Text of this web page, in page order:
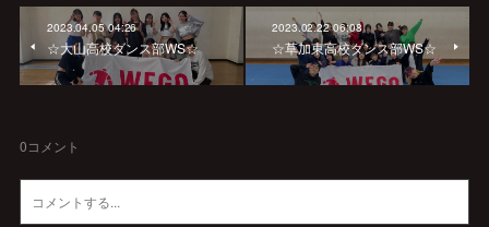
2023.04.05 04:26
☆大山高校ダンス部WS☆
2023.02.22 06:08
☆草加東高校ダンス部WS☆
0コメント